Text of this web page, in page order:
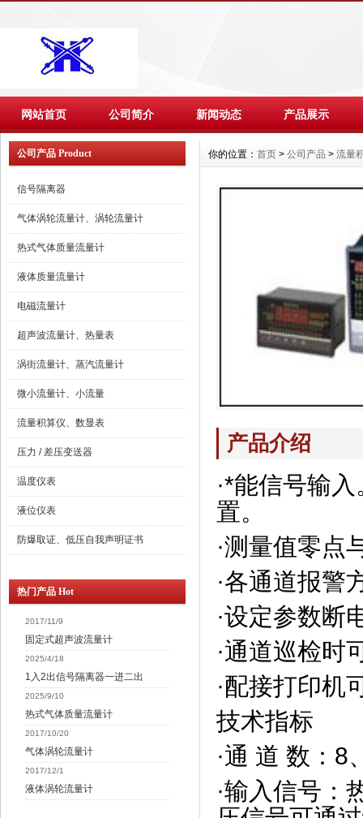
网站首页 公司简介 新闻动态 产品展示
公司产品 Product
信号隔离器
气体涡轮流量计、涡轮流量计
热式气体质量流量计
液体质量流量计
电磁流量计
超声波流量计、热量表
涡街流量计、蒸汽流量计
微小流量计、小流量
流量积算仪、数显表
压力 / 差压变送器
温度仪表
液位仪表
防爆取证、低压自我声明证书
热门产品 Hot
2017/11/9
固定式超声波流量计
2025/4/18
1入2出信号隔离器一进二出
2025/9/10
热式气体质量流量计
2017/10/20
气体涡轮流量计
2017/12/1
液体涡轮流量计
你的位置： 首页 > 公司产品 > 流量
产品介绍
·*能信号输
置。
·测量值零点
·各通道报警
·设定参数断
·通道巡检时
·配接打印机
技术指标
·通 道 数： 8
·输入信号：